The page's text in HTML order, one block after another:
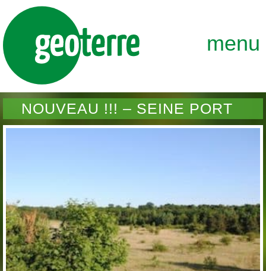
ENSEMBLE, FAÇONNONS
menu
NOUVEAU !!! – SEINE PORT